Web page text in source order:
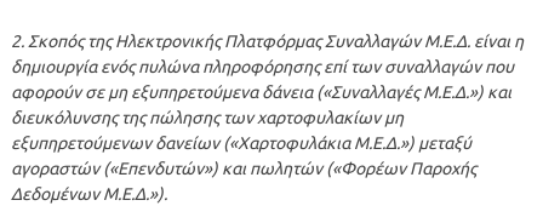
2. Σκοπός της Ηλεκτρονικής Πλατφόρμας Συναλλαγών Μ.Ε.Δ. είναι η
δημιουργία ενός πυλώνα πληροφόρησης επί των συναλλαγών που
αφορούν σε μη εξυπηρετούμενα δάνεια («Συναλλαγές Μ.Ε.Δ.») και
διευκόλυνσης της πώλησης των χαρτοφυλακίων μη
εξυπηρετούμενων δανείων («Χαρτοφυλάκια Μ.Ε.Δ.») μεταξύ
αγοραστών («Επενδυτών») και πωλητών («Φορέων Παροχής
Δεδομένων Μ.Ε.Δ.»).